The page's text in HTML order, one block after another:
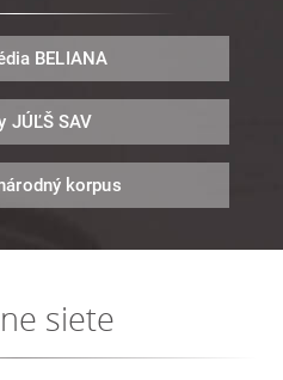
BELIANA
JÚĽŠ SAV
korpus
siete